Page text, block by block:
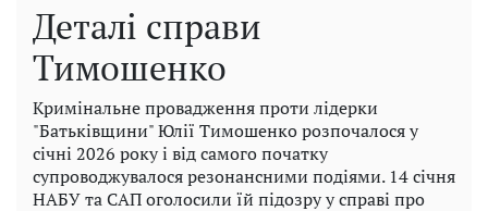
Деталі справи
Тимошенко
Кримінальне провадження проти лідерки
"Батьківщини" Юлії Тимошенко розпочалося у
січні 2026 року і від самого початку
супроводжувалося резонансними подіями. 14 січня
НАБУ та САП оголосили їй підозру у справі про